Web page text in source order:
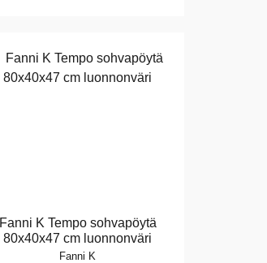
Fanni K Tempo sohvapöytä
80x40x47 cm luonnonväri
Fanni K